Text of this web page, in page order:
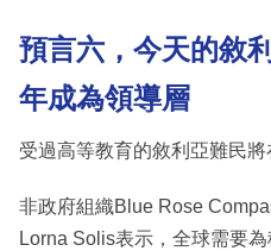
預言六，今天的敘
年成為領導層
受過高等教育的敘利亞難民將
非政府組織Blue Rose
Lorna Solis表示，全球需要